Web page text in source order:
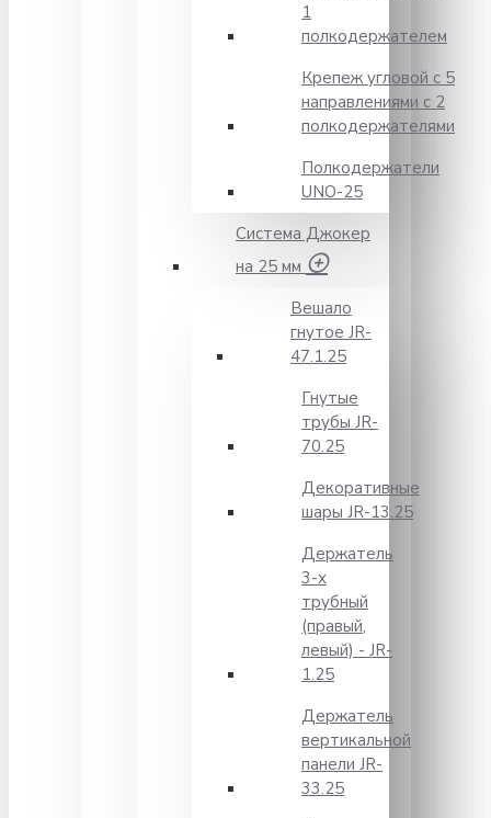
1
полкодержателем
Крепеж угловой с 5
направлениями с 2
полкодержателями
Полкодержатели
UNO-25
Система Джокер
на 25 мм
Вешало
гнутое JR-
47.1.25
Гнутые
трубы JR-
70.25
Декоративные
шары JR-13.25
Держатель
3-х
трубный
(правый,
левый) - JR-
1.25
Держатель
вертикальной
панели JR-
33.25